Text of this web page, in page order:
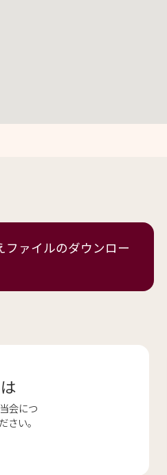
ファイルのダウンロー
会につ
さい。